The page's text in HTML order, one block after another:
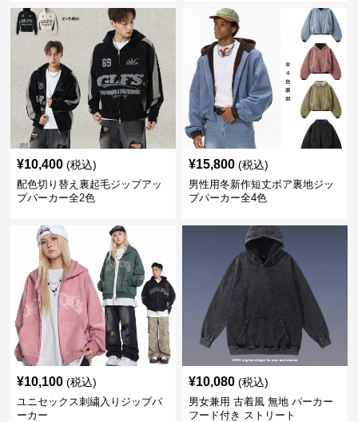
¥10,400 (税込)
配色切り替え裏起毛ジップアッ
プパーカー全2色
¥15,800 (税込)
男性用冬新作短丈ボア裏地ジッ
プパーカー全4色
¥10,100 (税込)
ユニセックス刺繍入りジップパ
ーカー
¥10,080 (税込)
男女兼用 古着風 無地 パーカー
フード付き ストリート